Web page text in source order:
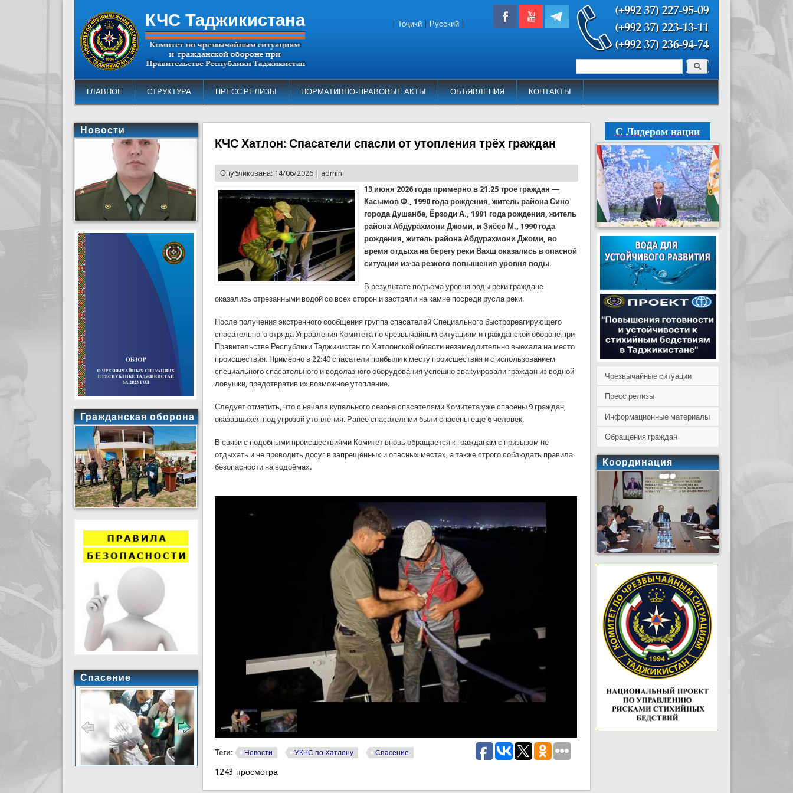
КЧС Таджикистана
ГЛАВНОЕ СТРУКТУРА ПРЕСС РЕЛИЗЫ НОРМАТИВНО-ПРАВОВЫЕ АКТЫ ОБЪЯВЛЕНИЯ КОНТАКТЫ
Форма поиска Поиск
Тоҷикӣ Русский
КЧС Хатлон: Спасатели спасли от утопления трёх граждан
Опубликована: 14/06/2026 | admin
13 июня 2026 года примерно в 21:25 трое граждан —
Касымов Ф., 1990 года рождения, житель района Сино
города Душанбе, Ёрзоди А., 1991 года рождения, житель
района Абдурахмони Джоми, и Зиёев М., 1990 года
рождения, житель района Абдурахмони Джоми, во
время отдыха на берегу реки Вахш оказались в опасной
ситуации из-за резкого повышения уровня воды.
В результате подъёма уровня воды реки граждане
оказались отрезанными водой со всех сторон и застряли на камне посреди русла реки.
После получения экстренного сообщения группа спасателей Специального быстрореагирующего
спасательного отряда Управления Комитета по чрезвычайным ситуациям и гражданской обороне при
Правительстве Республики Таджикистан по Хатлонской области незамедлительно выехала на место
происшествия. Примерно в 22:40 спасатели прибыли к месту происшествия и с использованием
специального спасательного и водолазного оборудования успешно эвакуировали граждан из водной
ловушки, предотвратив их возможное утопление.
Следует отметить, что с начала купального сезона спасателями Комитета уже спасены 9 граждан,
оказавшихся под угрозой утопления. Ранее спасателями были спасены ещё 6 человек.
В связи с подобными происшествиями Комитет вновь обращается к гражданам с призывом не
отдыхать и не проводить досуг в запрещённых и опасных местах, а также строго соблюдать правила
безопасности на водоёмах.
Теги: Новости УКЧС по Хатлону Спасение
1243 просмотра
Новости
Гражданская оборона
Спасение
С Лидером нации
Чрезвычайные ситуации
Пресс релизы
Информационные материалы
Обращения граждан
Координация